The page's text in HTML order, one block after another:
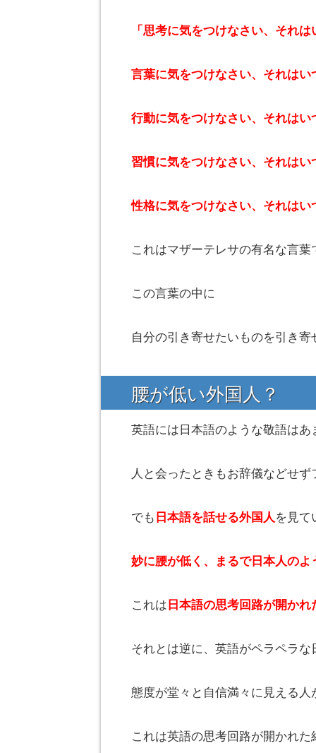
「思考に気をつけなさい、それは
言葉に気をつけなさい、それはい
行動に気をつけなさい、それはい
習慣に気をつけなさい、それはい
性格に気をつけなさい、それはい
これはマザーテレサの有名な言葉
この言葉の中に
自分の引き寄せたいものを引き寄
腰が低い外国人？
英語には日本語のような敬語はあ
人と会ったときもお辞儀などせず
でも 日本語を話せる外国人を見て
妙に腰が低く、まるで日本人の
これは 日本語の思考回路が開かれ
それとは逆に、英語がペラペラな
態度が堂々と自信満々に見える人
これは英語の思考回路が開かれた